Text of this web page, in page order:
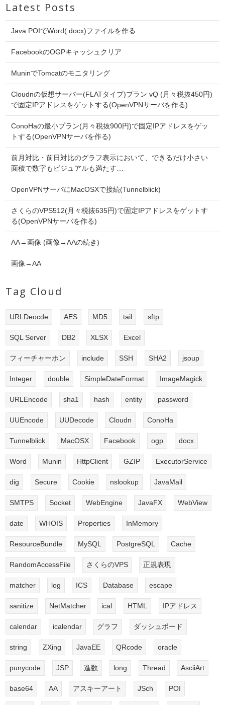
Latest Posts
Java POIでWord(.docx)ファイルを作る
FacebookのOGPキャッシュクリア
MuninでTomcatのモニタリング
Cloudnの仮想サーバー(FLATタイプ)プラン vQ (月々税抜450円)
で固定IPアドレスをゲットする(OpenVPNサーバを作る)
ConoHaの最小プラン(月々税抜900円)で固定IPアドレスをゲッ
トする(OpenVPNサーバを作る)
前月対比・前日対比のグラフ表示において、できるだけ小さい
面積で数字もビジュアルも満たす…
OpenVPNサーバにMacOSXで接続(Tunnelblick)
さくらのVPS512(月々税抜635円)で固定IPアドレスをゲットす
る(OpenVPNサーバを作る)
AA→画像 (画像→AAの続き)
画像→AA
Tag Cloud
URLDeocde AES MD5 tail sftp
SQL Server DB2 XLSX Excel
フィーチャーホン include SSH SHA2 jsoup
Integer double SimpleDateFormat ImageMagick
URLEncode sha1 hash entity password
UUEncode UUDecode Cloudn ConoHa
Tunnelblick MacOSX Facebook ogp docx
Word Munin HttpClient GZIP ExecutorService
dig Secure Cookie nslookup JavaMail
SMTPS Socket WebEngine JavaFX WebView
date WHOIS Properties InMemory
ResourceBundle MySQL PostgreSQL Cache
RandomAccessFile さくらのVPS 正規表現
matcher log ICS Database escape
sanitize NetMatcher ical HTML IPアドレス
calendar icalendar グラフ ダッシュボード
string ZXing JavaEE QRcode oracle
punycode JSP 進数 long Thread AsciiArt
base64 AA アスキーアート JSch POI